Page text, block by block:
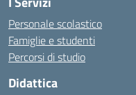
Personale scolastico
Famiglie e studenti
Percorsi di studio
Didattica